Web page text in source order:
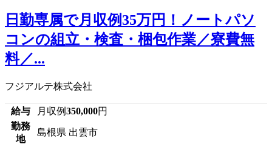
日勤専属で月収例35万円！ノートパソ
コンの組立・検査・梱包作業／寮費無
料／...
フジアルテ株式会社
給与 月収例350,000円
勤務
地
島根県 出雲市